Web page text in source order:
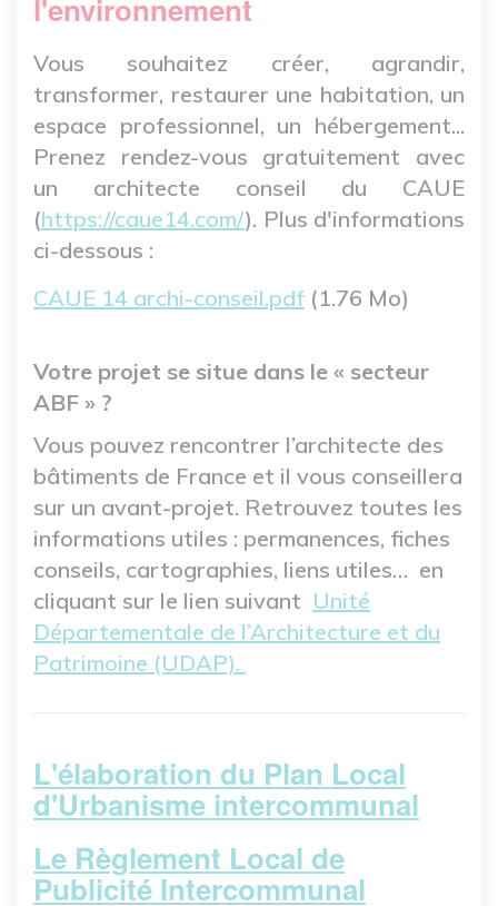
l'environnement
Vous souhaitez créer, agrandir,
transformer, restaurer une habitation, un
espace professionnel, un hébergement...
Prenez rendez-vous gratuitement avec
un architecte conseil du CAUE
(https://caue14.com/). Plus d'informations
ci-dessous :
Fichier
CAUE 14 archi-conseil.pdf (1.76 Mo)
Votre projet se situe dans le « secteur
ABF » ?
Vous pouvez rencontrer l’architecte des
bâtiments de France et il vous conseillera
sur un avant-projet. Retrouvez toutes les
informations utiles : permanences, fiches
conseils, cartographies, liens utiles… en
cliquant sur le lien suivant Unité
Départementale de l’Architecture et du
Patrimoine (UDAP).
L'élaboration du Plan Local
d'Urbanisme intercommunal
Le Règlement Local de
Publicité Intercommunal